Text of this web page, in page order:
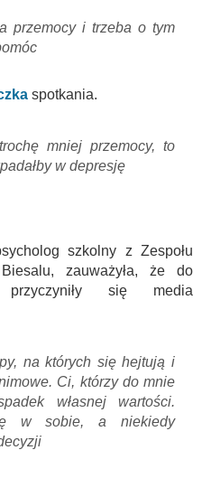
przemocy i trzeba o tym
spotkania.
mniej przemocy, to
w depresję
szkolny z Zespołu
zauważyła, że do
przyczyniły się media
na których się hejtują i
Ci, którzy do mnie
własnej wartości.
w sobie, a niekiedy